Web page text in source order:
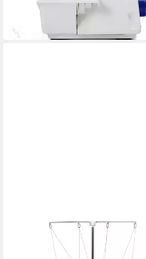
lieferbar - in 2-3 Werktagen
Overlock-Nähmaschine